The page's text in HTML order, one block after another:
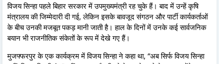
विजय सिन्हा पहले बिहार सरकार में उपमुख्यमंत्री रह चुके हैं। बाद में उन्हें कृषि
मंत्रालय की जिम्मेदारी दी गई, लेकिन इसके बावजूद संगठन और पार्टी कार्यकर्ताओं
के बीच उनकी मजबूत पकड़ मानी जाती है। हाल के दिनों में उनके कई सार्वजनिक
बयान भी राजनीतिक संकेतों के रूप में देखे गए हैं।
मुजफ्फरपुर के एक कार्यक्रम में विजय सिन्हा ने कहा था, “अब सिर्फ विजय सिन्हा